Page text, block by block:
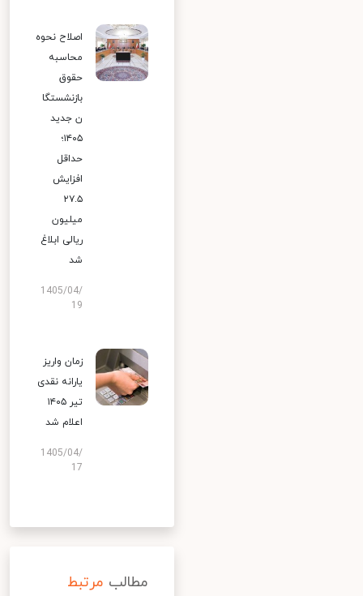
اصلاح نحوه
محاسبه
حقوق
بازنشستگا
ن جدید
۱۴۰۵؛
حداقل
افزایش
۲۷.۵
میلیون
ریالی ابلاغ
شد
1405/04/
19
زمان واریز
یارانه نقدی
تیر ۱۴۰۵
اعلام شد
1405/04/
17
مطالب مرتبط